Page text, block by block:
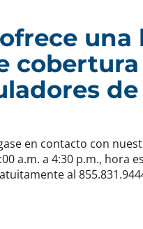
una
de
en contacto con
a.m. a 4:30 p.m., hora
al